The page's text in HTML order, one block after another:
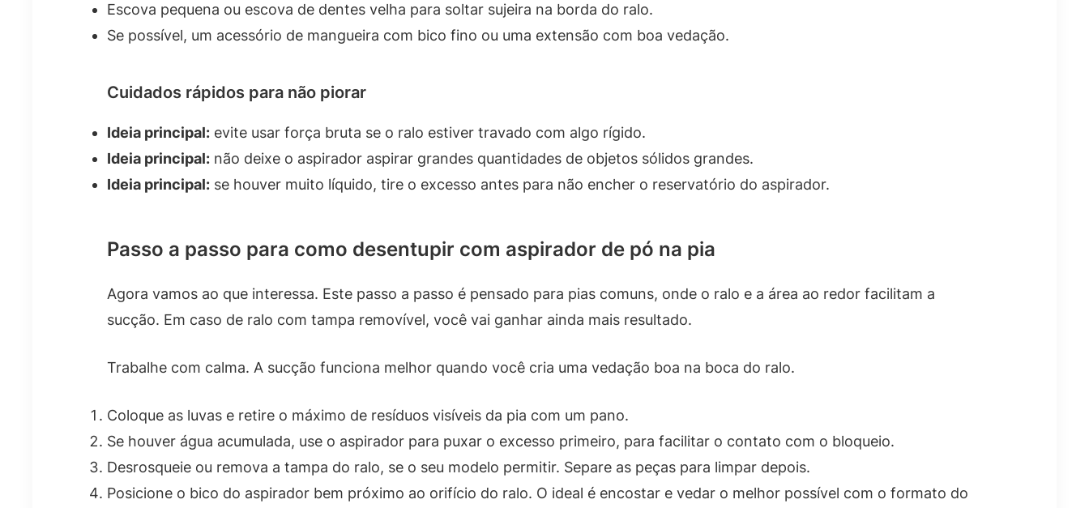
Escova pequena ou escova de dentes velha para soltar sujeira na borda do ralo.
Se possível, um acessório de mangueira com bico fino ou uma extensão com boa vedação.
Cuidados rápidos para não piorar
Ideia principal: evite usar força bruta se o ralo estiver travado com algo rígido.
Ideia principal: não deixe o aspirador aspirar grandes quantidades de objetos sólidos grandes.
Ideia principal: se houver muito líquido, tire o excesso antes para não encher o reservatório do aspirador.
Passo a passo para como desentupir com aspirador de pó na pia
Agora vamos ao que interessa. Este passo a passo é pensado para pias comuns, onde o ralo e a área ao redor facilitam a
sucção. Em caso de ralo com tampa removível, você vai ganhar ainda mais resultado.
Trabalhe com calma. A sucção funciona melhor quando você cria uma vedação boa na boca do ralo.
Coloque as luvas e retire o máximo de resíduos visíveis da pia com um pano.
Se houver água acumulada, use o aspirador para puxar o excesso primeiro, para facilitar o contato com o bloqueio.
Desrosqueie ou remova a tampa do ralo, se o seu modelo permitir. Separe as peças para limpar depois.
Posicione o bico do aspirador bem próximo ao orifício do ralo. O ideal é encostar e vedar o melhor possível com o formato do